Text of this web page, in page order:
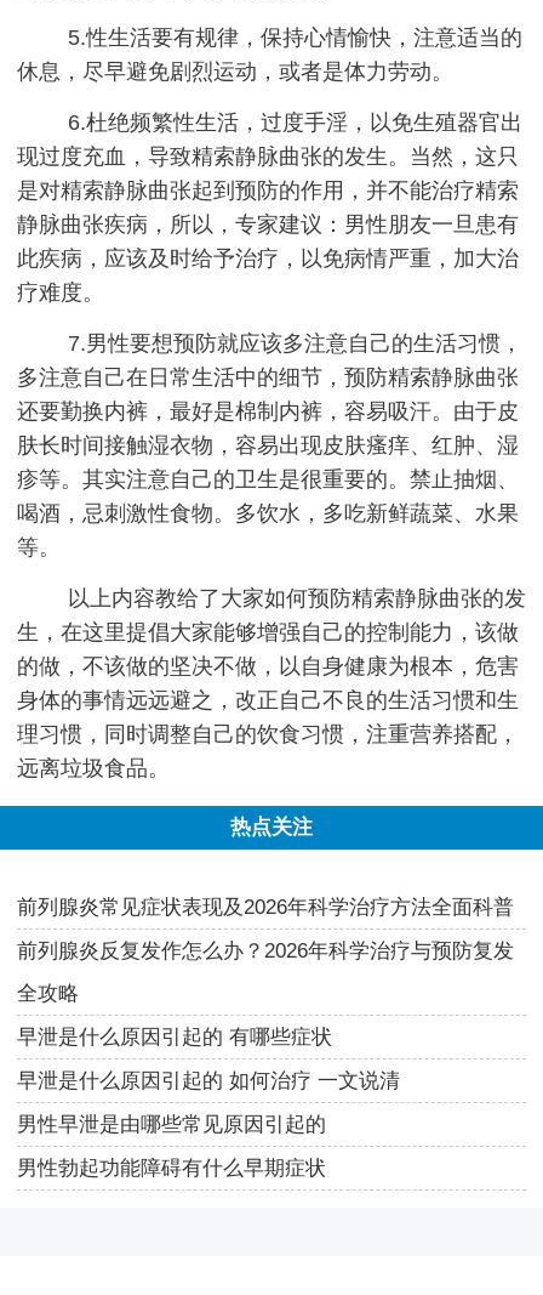
5.性生活要有规律，保持心情愉快，注意适当的
休息，尽早避免剧烈运动，或者是体力劳动。
6.杜绝频繁性生活，过度手淫，以免生殖器官出
现过度充血，导致精索静脉曲张的发生。当然，这只
是对精索静脉曲张起到预防的作用，并不能治疗精索
静脉曲张疾病，所以，专家建议：男性朋友一旦患有
此疾病，应该及时给予治疗，以免病情严重，加大治
疗难度。
7.男性要想预防就应该多注意自己的生活习惯，
多注意自己在日常生活中的细节，预防精索静脉曲张
还要勤换内裤，最好是棉制内裤，容易吸汗。由于皮
肤长时间接触湿衣物，容易出现皮肤瘙痒、红肿、湿
疹等。其实注意自己的卫生是很重要的。禁止抽烟、
喝酒，忌刺激性食物。多饮水，多吃新鲜蔬菜、水果
等。
以上内容教给了大家如何预防精索静脉曲张的发
生，在这里提倡大家能够增强自己的控制能力，该做
的做，不该做的坚决不做，以自身健康为根本，危害
身体的事情远远避之，改正自己不良的生活习惯和生
理习惯，同时调整自己的饮食习惯，注重营养搭配，
远离垃圾食品。
热点关注
前列腺炎常见症状表现及2026年科学治疗方法全面科普
前列腺炎反复发作怎么办？2026年科学治疗与预防复发
全攻略
早泄是什么原因引起的 有哪些症状
早泄是什么原因引起的 如何治疗 一文说清
男性早泄是由哪些常见原因引起的
男性勃起功能障碍有什么早期症状